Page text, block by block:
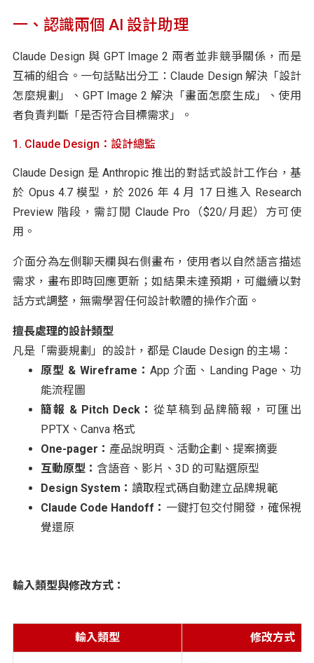
一、認識兩個 AI 設計助理
Claude Design 與 GPT Image 2 兩者並非競爭關係，而是
互補的組合。一句話點出分工：Claude Design 解決「設計
怎麼規劃」、GPT Image 2 解決「畫面怎麼生成」、使用
者負責判斷「是否符合目標需求」。
1. Claude Design：設計總監
Claude Design 是 Anthropic 推出的對話式設計工作台，基
於 Opus 4.7 模型，於 2026 年 4 月 17 日進入 Research
Preview 階段，需訂閱 Claude Pro（$20/月起）方可使
用。
介面分為左側聊天欄與右側畫布，使用者以自然語言描述
需求，畫布即時回應更新；如結果未達預期，可繼續以對
話方式調整，無需學習任何設計軟體的操作介面。
擅長處理的設計類型
凡是「需要規劃」的設計，都是 Claude Design 的主場：
原型 & Wireframe： App 介面、Landing Page、功
能流程圖
簡報 & Pitch Deck：從草稿到品牌簡報，可匯出
PPTX、Canva 格式
One-pager： 產品說明頁、活動企劃、提案摘要
互動原型： 含語音、影片、3D 的可點選原型
Design System： 讀取程式碼自動建立品牌規範
Claude Code Handoff： 一鍵打包交付開發，確保視
覺還原
輸入類型與修改方式：
輸入類型 修改方式